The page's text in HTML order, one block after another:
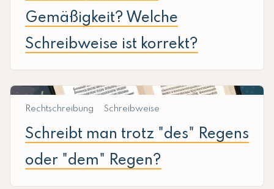
Gemäßigkeit? Welche
Schreibweise ist korrekt?
Rechtschreibung Schreibweise
Schreibt man trotz "des" Regens
oder "dem" Regen?